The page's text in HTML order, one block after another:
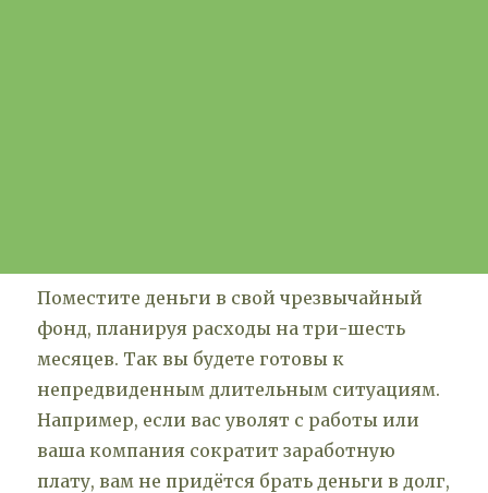
Поместите деньги в свой чрезвычайный
фонд, планируя расходы на три-шесть
месяцев. Так вы будете готовы к
непредвиденным длительным ситуациям.
Например, если вас уволят с работы или
ваша компания сократит заработную
плату, вам не придётся брать деньги в долг,